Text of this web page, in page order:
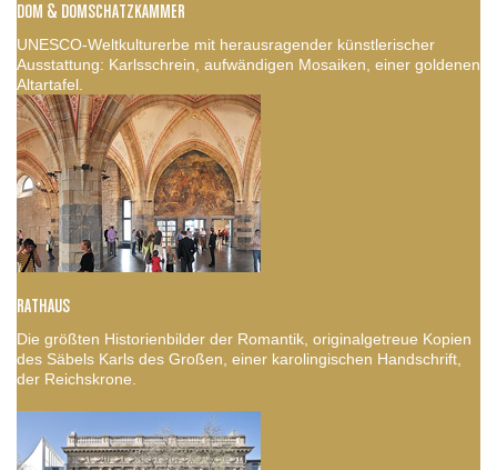
DOM & DOMSCHATZKAMMER
UNESCO-Weltkulturerbe mit herausragender künstlerischer
Ausstattung: Karlsschrein, aufwändigen Mosaiken, einer goldenen
Altartafel.
RATHAUS
Die größten Historienbilder der Romantik, originalgetreue Kopien
des Säbels Karls des Großen, einer karolingischen Handschrift,
der Reichskrone.